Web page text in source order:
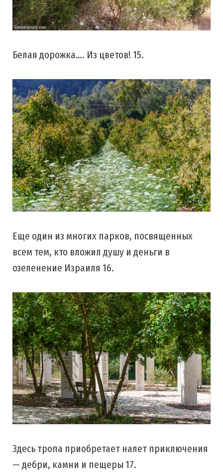
Белая дорожка…. Из цветов! 15.
Еще один из многих парков, посвященных
всем тем, кто вложил душу и деньги в
озеленение Израиля 16.
Здесь тропа приобретает налет приключения
— дебри, камни и пещеры 17.